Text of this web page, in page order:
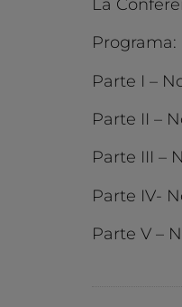
La
Programa:
Parte I –
Parte II –
Parte III –
Parte IV-
Parte V –